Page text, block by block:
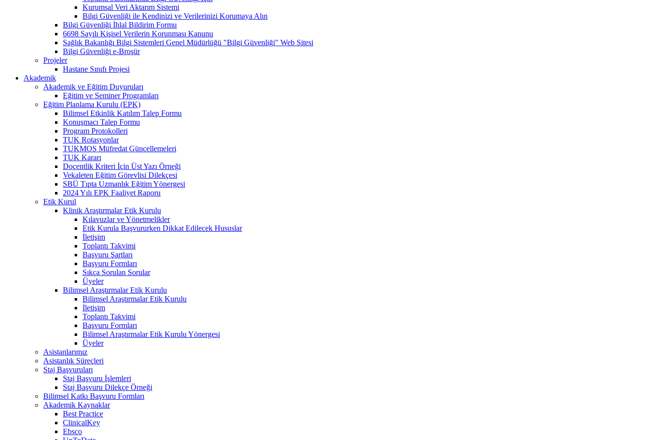
Kurumsal Veri Aktarım Sistemi
Bilgi Güvenliği ile Kendinizi ve Verilerinizi Korumaya Alın
Bilgi Güvenliği İhlal Bildirim Formu
6698 Sayılı Kişisel Verilerin Korunması Kanunu
Sağlık Bakanlığı Bilgi Sistemleri Genel Müdürlüğü "Bilgi Güvenliği" Web Sitesi
Bilgi Güvenliği e-Broşür
Projeler
Hastane Sınıfı Projesi
Akademik
Akademik ve Eğitim Duyuruları
Eğitim ve Seminer Programları
Eğitim Planlama Kurulu (EPK)
Bilimsel Etkinlik Katılım Talep Formu
Konuşmacı Talep Formu
Program Protokolleri
TUK Rotasyonlar
TUKMOS Müfredat Güncellemeleri
TUK Kararı
Doçentlik Kriteri İçin Üst Yazı Örneği
Vekaleten Eğitim Görevlisi Dilekçesi
SBÜ Tıpta Uzmanlık Eğitim Yönergesi
2024 Yılı EPK Faaliyet Raporu
Etik Kurul
Klinik Araştırmalar Etik Kurulu
Kılavuzlar ve Yönetmelikler
Etik Kurula Başvururken Dikkat Edilecek Hususlar
İletişim
Toplantı Takvimi
Başvuru Şartları
Başvuru Formları
Sıkça Sorulan Sorular
Üyeler
Bilimsel Araştırmalar Etik Kurulu
Bilimsel Araştırmalar Etik Kurulu
İletişim
Toplantı Takvimi
Başvuru Formları
Bilimsel Araştırmalar Etik Kurulu Yönergesi
Üyeler
Asistanlarımız
Asistanlık Süreçleri
Staj Başvuruları
Staj Başvuru İşlemleri
Staj Başvuru Dilekçe Örneği
Bilimsel Katkı Başvuru Formları
Akademik Kaynaklar
Best Practice
ClinicalKey
Ebsco